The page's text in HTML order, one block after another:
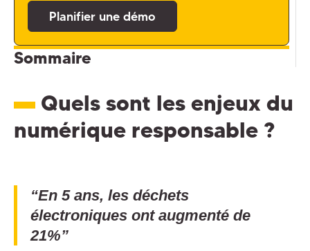
Planifier une démo
Sommaire
Quels sont les enjeux du
numérique responsable ?
“En 5 ans, les déchets
électroniques ont augmenté de
21%”